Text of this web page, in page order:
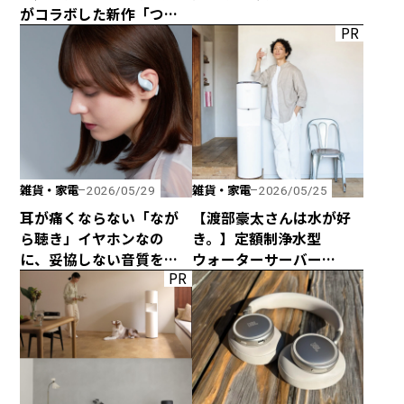
がコラボした新作「つか
みのトング」が登場！
雑貨・家電 2026/05/29
耳が痛くならない「なが
ら聴き」イヤホンなの
に、妥協しない音質を追
求した「HP-H300BT」が
発売！
PR
雑貨・家電 2026/05/25
【渡部豪太さんは水が好
き。】定額制浄水型
ウォーターサーバー
every frecious tallを
使ってみた
PR